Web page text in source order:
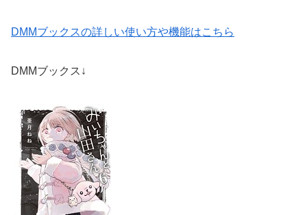
DMMブックスの詳しい使い方や機能はこちら
DMMブックス↓